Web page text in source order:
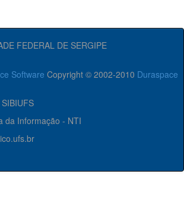
FEDERAL DE SERGIPE
Software Copyright © 2002-2010 Duraspace
da Informação - NTI